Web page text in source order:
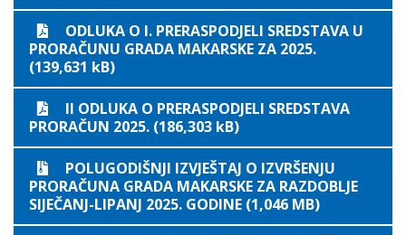
ODLUKA O I. PRERASPODJELI SREDSTAVA U
PRORAČUNU GRADA MAKARSKE ZA 2025.
(139,631 kB)
II ODLUKA O PRERASPODJELI SREDSTAVA
PRORAČUN 2025. (186,303 kB)
POLUGODIŠNJI IZVJEŠTAJ O IZVRŠENJU
PRORAČUNA GRADA MAKARSKE ZA RAZDOBLJE
SIJEČANJ-LIPANJ 2025. GODINE (1,046 MB)